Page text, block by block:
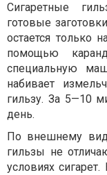
Сигаретные
готовые
остается только
помощью
специальную
набивает
гильзу. За 5—10
день.
По внешнему
гильзы не
условиях